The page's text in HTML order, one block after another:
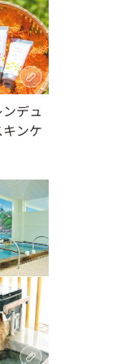
デュ
ンケ